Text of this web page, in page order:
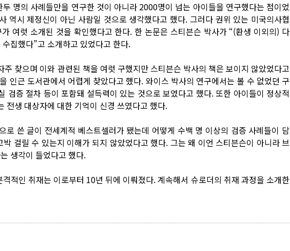
명의 사례들만을 연구한 것이 아니라 2000명이 넘는 아이들을 연구했다는 점이었
역시 제정신이 아닌 사람일 것으로 생각했다고 했다. 그러다 권위 있는 미국의사협
여럿 소개된 것을 확인했다고 한다. 한 논문은 스티븐슨 박사가 “(환생 이외의) 다
집했다”고 소개하고 있었다고 한다.
찾으며 이와 관련된 책을 여럿 구했지만 스티븐슨 박사의 책은 보이지 않았었다고
인근 도서관에서 어렵게 찾았다고 했다. 와이스 박사의 연구에서는 볼 수 없었던 구
검증 절차 등이 포함돼 설득력이 있는 것으로 보였다고 했다. 또한 아이들이 정상적
전생 대상자에 대한 기억이 신경 쓰였다고 했다.
로 쓴 글이 전세계적 베스트셀러가 됐는데 어떻게 수백 명 이상의 검증 사례들이 담
걸릴 수 있는지 이해가 되지 않았었다고 했다. 그는 왜 이언 스티븐슨이 아니라 브
생각이 들었다고 했다.
적인 취재는 이로부터 10년 뒤에 이뤄졌다. 계속해서 슈로더의 취재 과정을 소개한